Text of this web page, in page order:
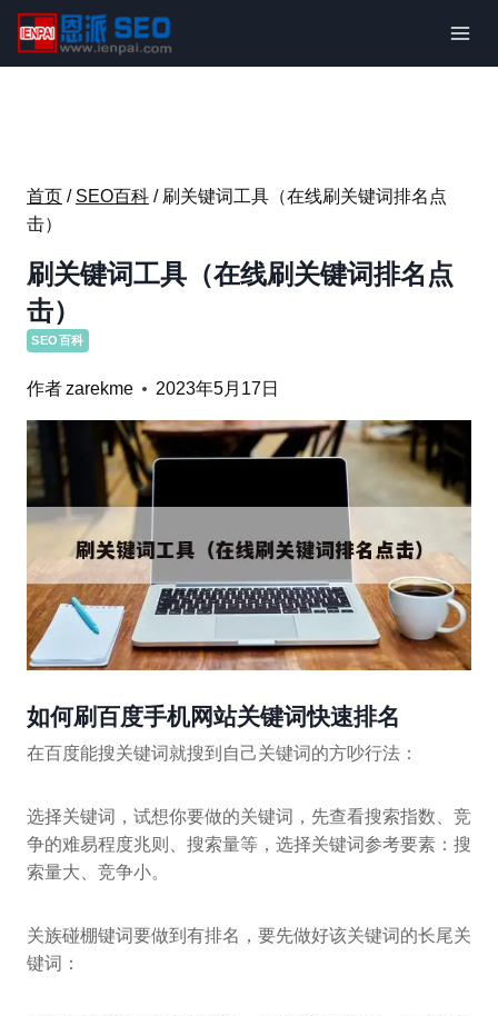
内
首页 / SEO百科 / 刷关键词工具（在线刷关键词排名点
击）
刷关键词工具（在线刷关键词排名点
击）
SEO百科
作者zarekme 2023年5月17日
如何刷百度手机网站关键词快速排名
在百度能搜关键词就搜到自己关键词的方吵行法：
选择关键词，试想你要做的关键词，先查看搜索指数、竞
争的难易程度兆则、搜索量等，选择关键词参考要素：搜
索量大、竞争小。
关族碰棚键词要做到有排名，要先做好该关键词的长尾关
键词：